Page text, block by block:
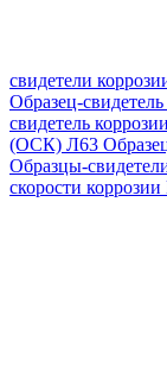
свидетели
Образец-
свидетель
(ОСК) Л63
Образцы-
скорости коррозии